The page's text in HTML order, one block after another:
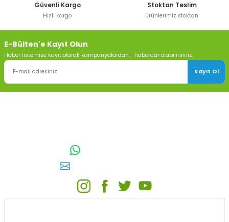
Gönder
Güvenli Kargo
Hızlı kargo
Stoktan Teslim
Ürünlerimiz stoktan
E-Bülten'e Kayıt Olun
Haber listemize kayıt olarak kampanyalardan, haberdar olabilirsiniz.
Kayıt Ol